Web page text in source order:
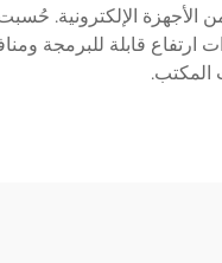
الإلكترونية.
المكتب.